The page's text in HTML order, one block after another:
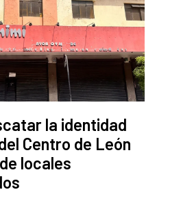
la identidad
Centro de León
locales